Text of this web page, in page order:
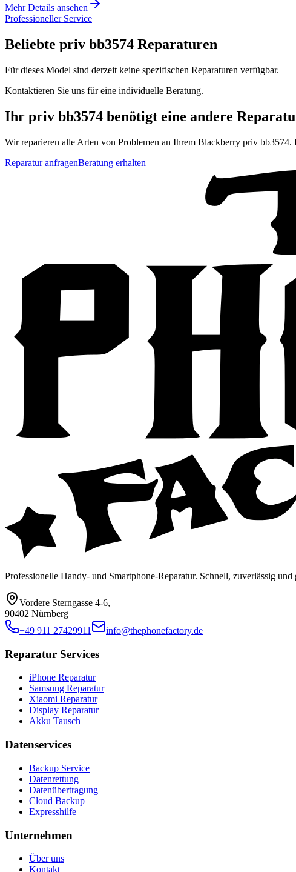
Mehr Details ansehen
Professioneller Service
Beliebte priv bb3574 Reparaturen
Für dieses Model sind derzeit keine spezifischen Reparaturen verfügbar.
Kontaktieren Sie uns für eine individuelle Beratung.
Ihr priv bb3574 benötigt eine andere
Wir reparieren alle Arten von Problemen an Ihrem Blackberry priv bb3574.
Reparatur anfragenBeratung erhalten
Professionelle Handy- und Smartphone-Reparatur. Schnell, zuverlässig und
Vordere Sterngasse 4-6,
90402 Nürnberg
+49 911 27429911
info@thephonefactory.de
Reparatur Services
iPhone Reparatur
Samsung Reparatur
Xiaomi Reparatur
Display Reparatur
Akku Tausch
Datenservices
Backup Service
Datenrettung
Datenübertragung
Cloud Backup
Expresshilfe
Unternehmen
Über uns
Kontakt